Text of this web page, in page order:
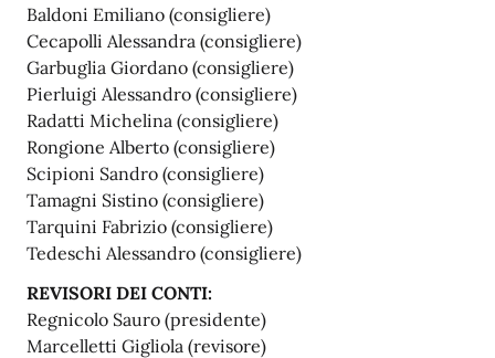
Baldoni Emiliano (consigliere)
Cecapolli Alessandra (consigliere)
Garbuglia Giordano (consigliere)
Pierluigi Alessandro (consigliere)
Radatti Michelina (consigliere)
Rongione Alberto (consigliere)
Scipioni Sandro (consigliere)
Tamagni Sistino (consigliere)
Tarquini Fabrizio (consigliere)
Tedeschi Alessandro (consigliere)
REVISORI DEI CONTI:
Regnicolo Sauro (presidente)
Marcelletti Gigliola (revisore)